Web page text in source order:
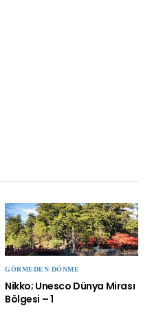
GÖRMEDEN DÖNME
Nikko; Unesco Dünya Mirası
Bölgesi – 1